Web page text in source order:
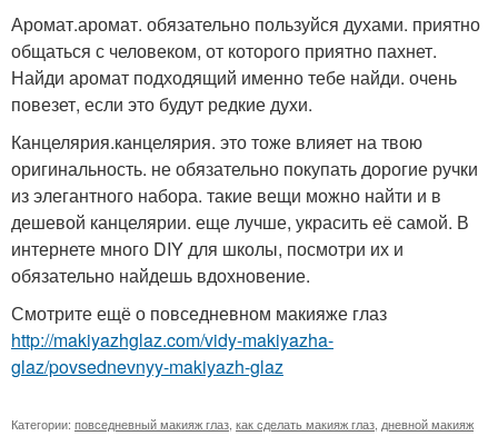
Аромат.аромат. обязательно пользуйся духами. приятно
общаться с человеком, от которого приятно пахнет.
Найди аромат подходящий именно тебе найди. очень
повезет, если это будут редкие духи.
Канцелярия.канцелярия. это тоже влияет на твою
оригинальность. не обязательно покупать дорогие ручки
из элегантного набора. такие вещи можно найти и в
дешевой канцелярии. еще лучше, украсить её самой. В
интернете много DIY для школы, посмотри их и
обязательно найдешь вдохновение.
Смотрите ещё о повседневном макияже глаз
http://makiyazhglaz.com/vidy-makiyazha-
glaz/povsednevnyy-makiyazh-glaz
Категории: повседневный макияж глаз как сделать макияж глаз дневной макияж